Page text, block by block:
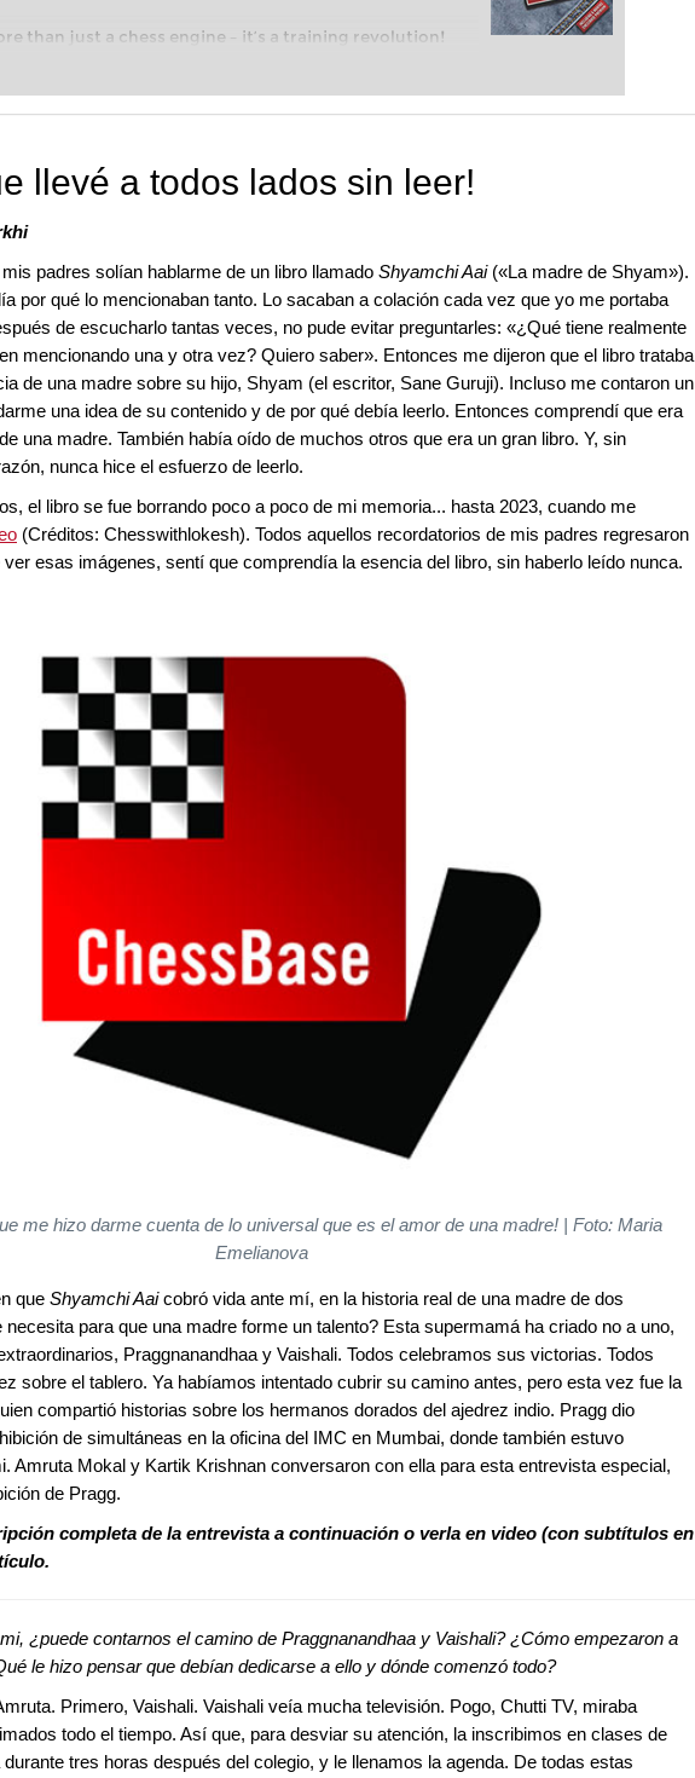
than just a chess engine – it’s a training revolution!
taking your first steps into the world of club chess,
intelligently and with a more personalised
llevé a todos lados sin leer!
padres solían hablarme de un libro llamado Shyamchi Aai(«La madre de Shyam»).
por qué lo mencionaban tanto. Lo sacaban a colación cada vez que yo me portaba
de escucharlo tantas veces, no pude evitar preguntarles: «¿Qué tiene realmente
mencionando una y otra vez? Quiero saber». Entonces me dijeron que el libro trataba
de una madre sobre su hijo, Shyam (el escritor, Sane Guruji). Incluso me contaron un
una idea de su contenido y de por qué debía leerlo. Entonces comprendí que era
una madre. También había oído de muchos otros que era un gran libro. Y, sin
nunca hice el esfuerzo de leerlo.
el libro se fue borrando poco a poco de mi memoria... hasta 2023, cuando me
(Créditos: Chesswithlokesh). Todos aquellos recordatorios de mis padres regresaron
esas imágenes, sentí que comprendía la esencia del libro, sin haberlo leído nunca.
me hizo darme cuenta de lo universal que es el amor de una madre! | Foto: Maria
Emelianova
que Shyamchi Aaicobró vida ante mí, en la historia real de una madre de dos
para que una madre forme un talento? Esta supermamá ha criado no a uno,
Praggnanandhaa y Vaishali. Todos celebramos sus victorias. Todos
sobre el tablero. Ya habíamos intentado cubrir su camino antes, pero esta vez fue la
compartió historias sobre los hermanos dorados del ajedrez indio. Pragg dio
de simultáneas en la oficina del IMC en Mumbai, donde también estuvo
Amruta Mokal y Kartik Krishnan conversaron con ella para esta entrevista especial,
de Pragg.
completa de la entrevista a continuación o verla en video (con subtítulos en
¿puede contarnos el camino de Praggnanandhaa y Vaishali? ¿Cómo empezaron a
le hizo pensar que debían dedicarse a ello y dónde comenzó todo?
Primero, Vaishali. Vaishali veía mucha televisión. Pogo, Chutti TV, miraba
todo el tiempo. Así que, para desviar su atención, la inscribimos en clases de
tres horas después del colegio, y le llenamos la agenda. De todas estas